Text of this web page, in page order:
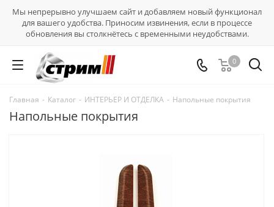
Мы непрерывно улучшаем сайт и добавляем новый функционал
для вашего удобства. Приносим извинения, если в процессе
обновления вы столкнётесь с временными неудобствами.
0
Главная - Каталог - ИНТЕРЬЕР И ОТДЕЛКА - Напольные покрытия
Напольные покрытия